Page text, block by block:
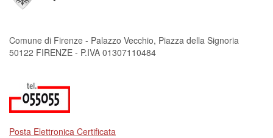
Comune di Firenze - Palazzo Vecchio, Piazza della Signoria
50122 FIRENZE - P.IVA 01307110484
Posta Elettronica Certificata